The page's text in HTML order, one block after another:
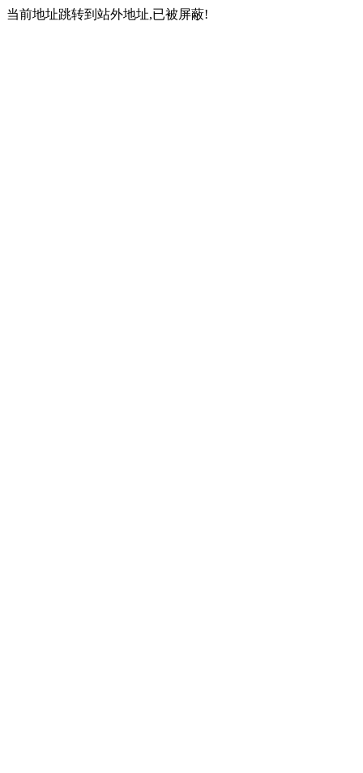
当前地址跳转到站外地址,已被屏蔽!